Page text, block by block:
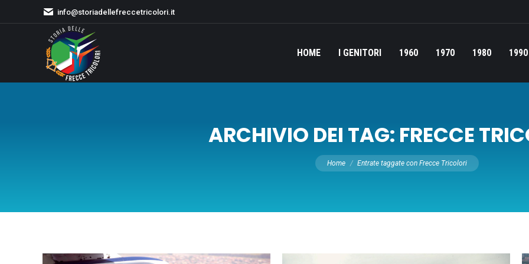
info@storiadellefreccetricolori.it
HOME I GENITORI 1960 1970 1980 1990
ARCHIVIO DEI TAG: FRECCE
Tu sei qui:
Home Entrate taggate con Frecce Tricolori